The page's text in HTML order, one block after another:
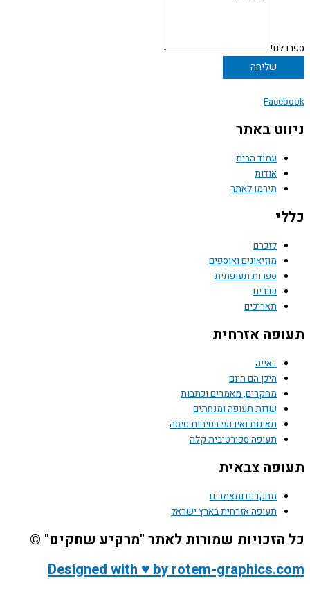
ספרו לנו!
שליחה
Facebook
ניווט באתר
עמוד הבית
אודות
תירמו לאתר
כללי
לזכרם
מוזיאונים ואוספים
ספרות תעופתית
שירים
תאריכים
תעופה אזרחית
דאייה
היכן הם היום
מחקרים, מאמרים וכתבות
שדות תעופה ומנחתים
תאונות ואירועי בטיחות טיסה
תעופה ספורטיבית קלה
תעופה צבאית
מחקרים ומאמרים
תעופה אזרחית בארץ ישראל
כל הזכויות שמורות לאתר "מרקיע שחקים" ©
Designed with ♥ by rotem-graphics.com